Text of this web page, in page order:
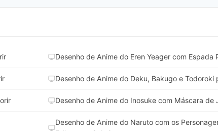
Desenho de Anime do Eren Yeager com Espada
Desenho de Anime do Deku, Bakugo e Todoroki
Desenho de Anime do Inosuke com Máscara de
Desenho de Anime do Naruto com os